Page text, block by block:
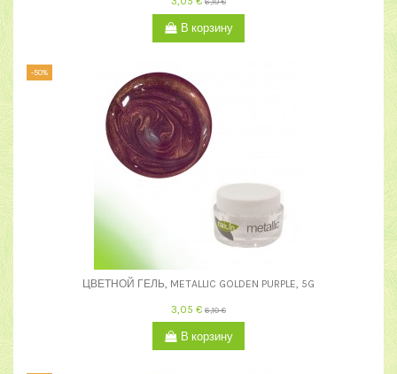
В корзину
-50%
ЦВЕТНОЙ ГЕЛЬ, METALLIC GOLDEN PURPLE, 5G
3,05 € 6,10 €
В корзину